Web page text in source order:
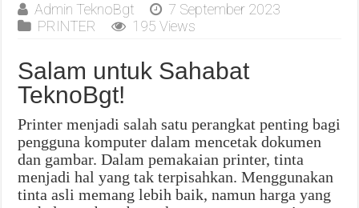
Admin TeknoBgt
7 September 2023
PRINTER
195 Views
Salam untuk Sahabat
TeknoBgt!
Printer menjadi salah satu perangkat penting bagi
pengguna komputer dalam mencetak dokumen
dan gambar. Dalam pemakaian printer, tinta
menjadi hal yang tak terpisahkan. Menggunakan
tinta asli memang lebih baik, namun harga yang